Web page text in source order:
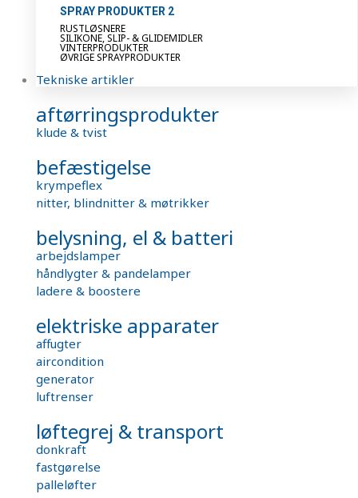
SPRAY PRODUKTER 2
RUSTLØSNERE
SILIKONE, SLIP- & GLIDEMIDLER
VINTERPRODUKTER
ØVRIGE SPRAYPRODUKTER
Tekniske artikler
aftørringsprodukter
klude & tvist
befæstigelse
krympeflex
nitter, blindnitter & møtrikker
belysning, el & batteri
arbejdslamper
håndlygter & pandelamper
ladere & boostere
elektriske apparater
affugter
aircondition
generator
luftrenser
løftegrej & transport
donkraft
fastgørelse
palleløfter